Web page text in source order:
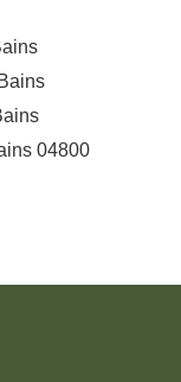
04800